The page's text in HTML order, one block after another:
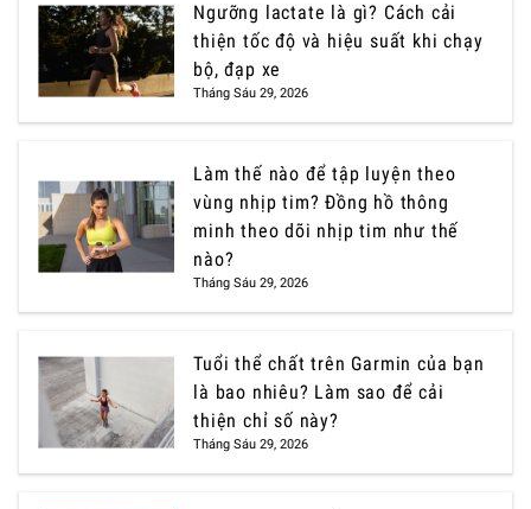
Ngưỡng lactate là gì? Cách cải
thiện tốc độ và hiệu suất khi chạy
bộ, đạp xe
Tháng Sáu 29, 2026
Làm thế nào để tập luyện theo
vùng nhịp tim? Đồng hồ thông
minh theo dõi nhịp tim như thế
nào?
Tháng Sáu 29, 2026
Tuổi thể chất trên Garmin của bạn
là bao nhiêu? Làm sao để cải
thiện chỉ số này?
Tháng Sáu 29, 2026